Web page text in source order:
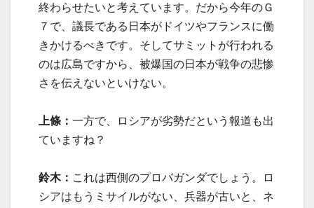
終わらせたいと考えています。だから今年のＧ
７で、議長である日本がドイツやフランスに働
きかけるべきです。そしてサミットが行われる
のは広島ですから、被爆国の日本が戦争の悲惨
さを伝えないといけない。
上條： 一方で、ロシアが劣勢だという報道も出
ていますね？
鈴木： これは西側のプロバガンダでしょう。ロ
シアはもうミサイルがない、兵器が古いと、ネ